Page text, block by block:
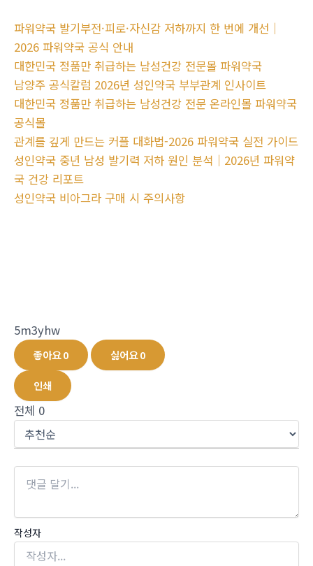
파워약국 발기부전·피로·자신감 저하까지 한 번에 개선｜
2026 파워약국 공식 안내
대한민국 정품만 취급하는 남성건강 전문몰 파워약국
남양주 공식칼럼 2026년 성인약국 부부관계 인사이트
대한민국 정품만 취급하는 남성건강 전문 온라인몰 파워약국
공식몰
관계를 깊게 만드는 커플 대화법-2026 파워약국 실전 가이드
성인약국 중년 남성 발기력 저하 원인 분석｜2026년 파워약
국 건강 리포트
성인약국 비아그라 구매 시 주의사항
5m3yhw
좋아요0 싫어요0
인쇄
전체 0
작성자